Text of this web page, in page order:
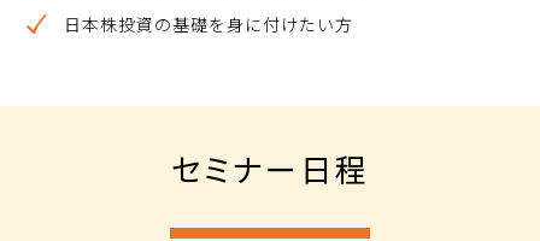
日本株投資の基礎を身に付けたい方
セミナー日程